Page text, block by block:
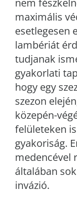
nem
maximális
esetlegesen
lambériát
tudjanak
gyakorlati
hogy egy
szezon
közepén-
felületeken
gyakoriság.
medencével
általában
invázió.